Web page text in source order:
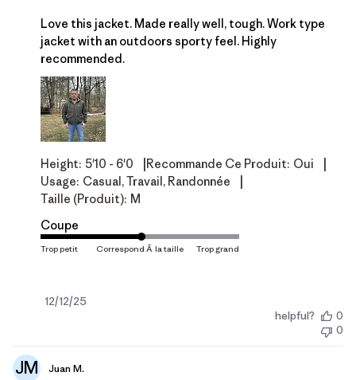
Love this jacket. Made really well, tough. Work type
jacket with an outdoors sporty feel. Highly
recommended.
Height: 5'10 - 6'0 Recommande Ce Produit: Oui
Usage: Casual, Travail, Randonnée
Taille (produit): M
Coupe
Date
12/12/25
helpful?
0
0
JM Juan M.